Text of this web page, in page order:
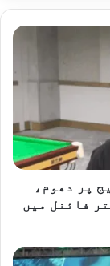
پر دھوم،
فائنل میں